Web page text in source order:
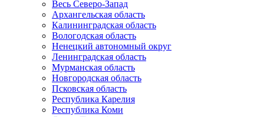
Весь Северо-Запад
Архангельская область
Калининградская область
Вологодская область
Ненецкий автономный округ
Ленинградская область
Мурманская область
Новгородская область
Псковская область
Республика Карелия
Республика Коми